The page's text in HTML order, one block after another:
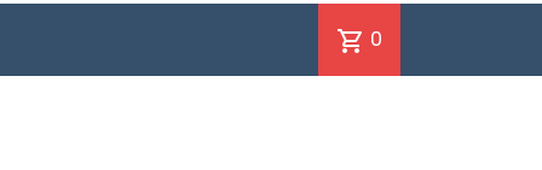
shopping_cart 0